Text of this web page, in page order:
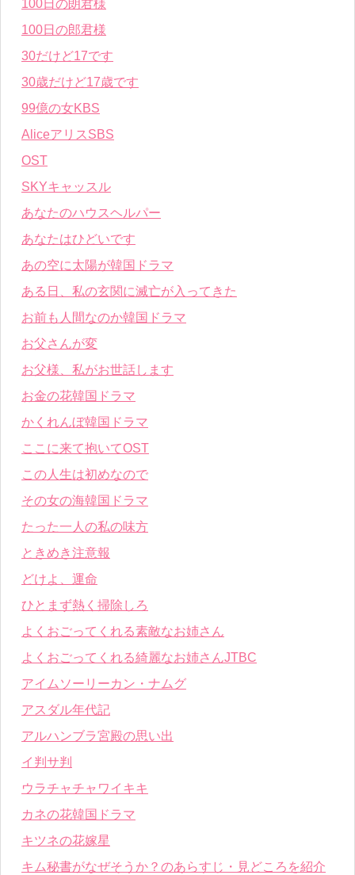
100日の朗君様
100日の郎君様
30だけど17です
30歳だけど17歳です
99億の女KBS
AliceアリスSBS
OST
SKYキャッスル
あなたのハウスヘルパー
あなたはひどいです
あの空に太陽が韓国ドラマ
ある日、私の玄関に滅亡が入ってきた
お前も人間なのか韓国ドラマ
お父さんが変
お父様、私がお世話します
お金の花韓国ドラマ
かくれんぼ韓国ドラマ
ここに来て抱いてOST
この人生は初めなので
その女の海韓国ドラマ
たった一人の私の味方
ときめき注意報
どけよ、運命
ひとまず熱く掃除しろ
よくおごってくれる素敵なお姉さん
よくおごってくれる綺麗なお姉さんJTBC
アイムソーリーカン・ナムグ
アスダル年代記
アルハンブラ宮殿の思い出
イ判サ判
ウラチャチャワイキキ
カネの花韓国ドラマ
キツネの花嫁星
キム秘書がなぜそうか？のあらすじ・見どころを紹介